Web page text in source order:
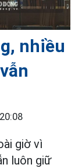
nhiều
giờ vì
luôn giữ